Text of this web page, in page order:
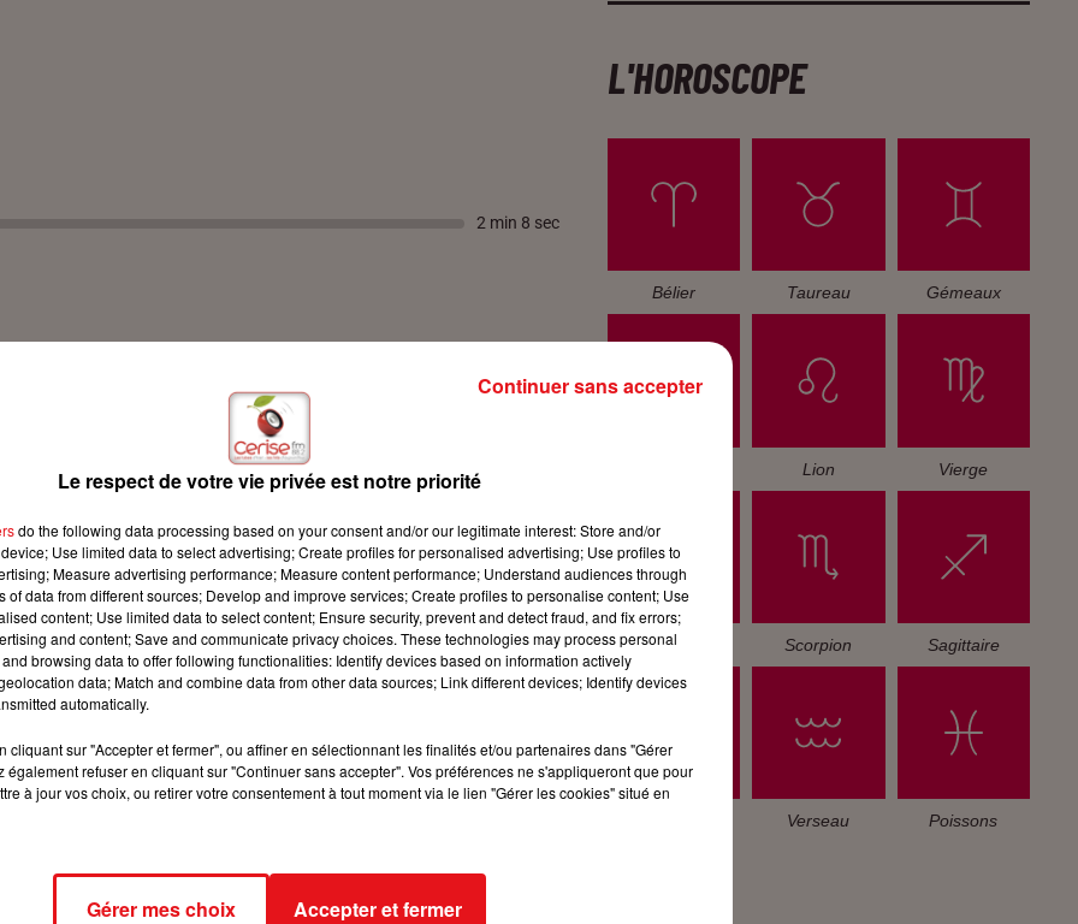
2 min 8 sec
L'HOROSCOPE
Bélier Taureau Gémeaux
Lion Vierge
Balance Scorpion Sagittaire
Verseau Poissons
Le respect de votre vie privée est notre priorité
do the following data processing based on your consent and/or our legitimate interest: Store and/or
Use limited data to select advertising; Create profiles for personalised advertising; Use profiles to
Measure advertising performance; Measure content performance; Understand audiences through
of data from different sources; Develop and improve services; Create profiles to personalise content; Use
content; Use limited data to select content; Ensure security, prevent and detect fraud, and fix errors;
and content; Save and communicate privacy choices. These technologies may process personal
browsing data to offer following functionalities: Identify devices based on information actively
data; Match and combine data from other data sources; Link different devices; Identify devices
automatically.
cliquant sur "Accepter et fermer", ou affiner en sélectionnant les finalités et/ou partenaires dans "Gérer
également refuser en cliquant sur "Continuer sans accepter". Vos préférences ne s'appliqueront que pour
à jour vos choix, ou retirer votre consentement à tout moment via le lien "Gérer les cookies" situé en
Gérer mes choix Accepter et fermer
Continuer sans accepter